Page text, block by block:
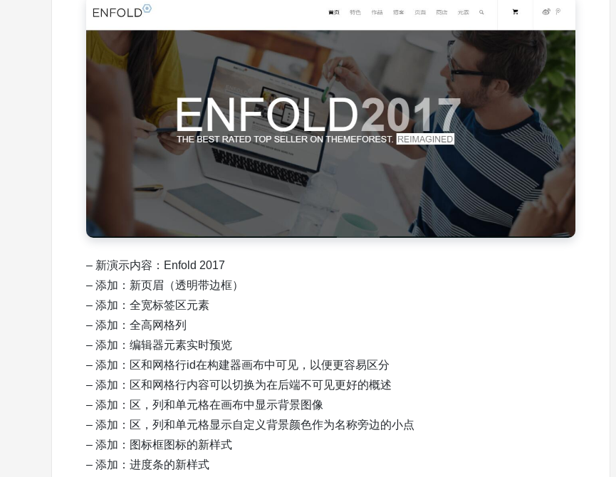
– 新演示内容：Enfold 2017
– 添加：新页眉（透明带边框）
– 添加：全宽标签区元素
– 添加：全高网格列
– 添加：编辑器元素实时预览
– 添加：区和网格行id在构建器画布中可见，以便更容易区分
– 添加：区和网格行内容可以切换为在后端不可见更好的概述
– 添加：区，列和单元格在画布中显示背景图像
– 添加：区，列和单元格显示自定义背景颜色作为名称旁边的小点
– 添加：图标框图标的新样式
– 添加：进度条的新样式